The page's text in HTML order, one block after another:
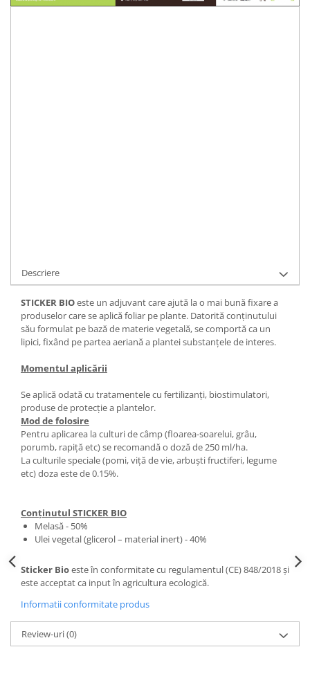
Descriere
STICKER BIOeste un adjuvant care ajută la o mai bună fixare a
produselor care se aplică foliar pe plante. Datorită conținutului
său formulat pe bază de materie vegetală, se comportă ca un
lipici, fixând pe partea aeriană a plantei substanțele de interes.
Momentul aplicării
Se aplică odată cu tratamentele cu fertilizanți, biostimulatori,
produse de protecție a plantelor.
Mod de folosire
Pentru aplicarea la culturi de câmp (floarea-soarelui, grâu,
porumb, rapiță etc) se recomandă o doză de 250 ml/ha.
La culturile speciale (pomi, viță de vie, arbuști fructiferi, legume
etc) doza este de 0.15%.
Conținutul STICKER BIO
Melasă - 50%
Ulei vegetal (glicerol – material inert) - 40%
Sticker Bioeste în conformitate cu regulamentul (CE) 848/2018 și
este acceptat ca input în agricultura ecologică.
Informatii conformitate produs
Review-uri(0)